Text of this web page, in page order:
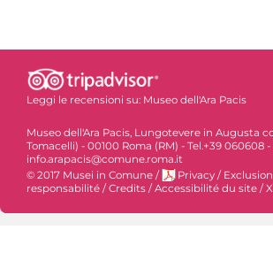
Leggi le recensioni su: Museo dell'Ara Pacis
Museo dell'Ara Pacis, Lungotevere in Augusta
Tomacelli) - 00100 Roma (RM) - Tel.+39 060608 -
info.arapacis@comune.roma.it
© 2017 Musei in Comune / Privacy /
responsabilité / Credits / Accessibilité du site /